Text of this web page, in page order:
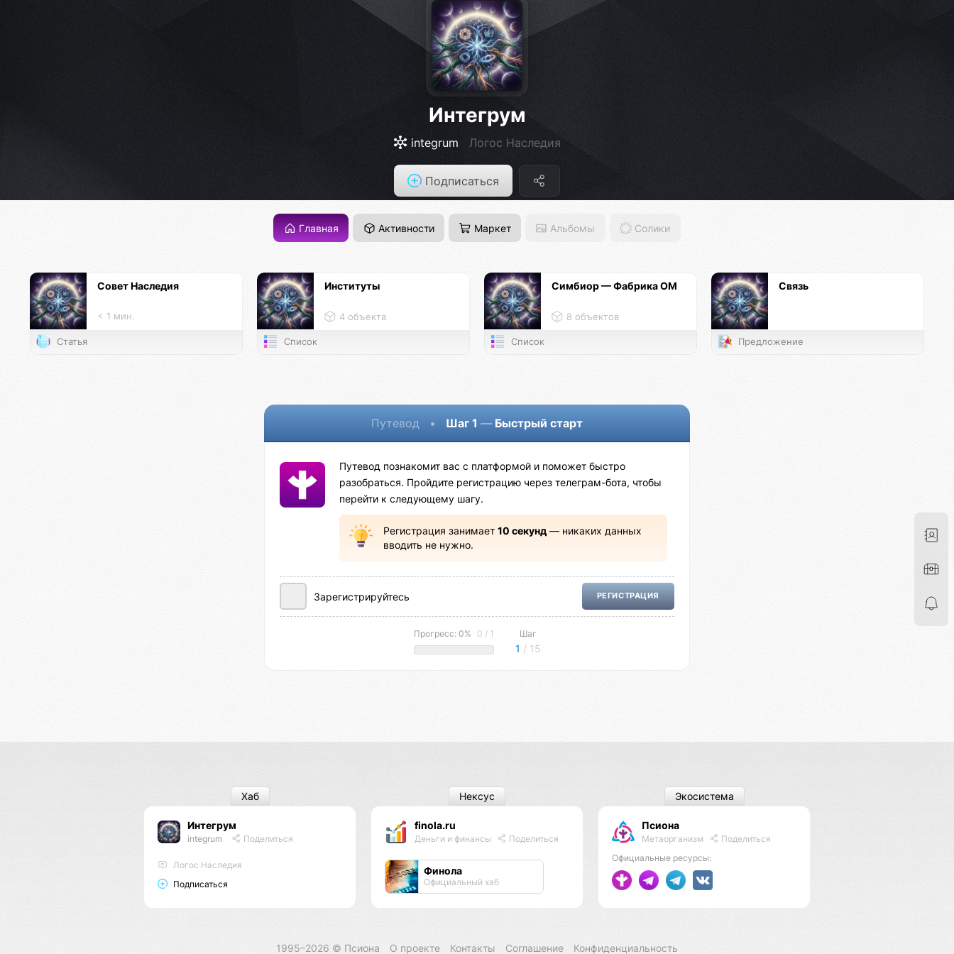
Интегрум
integrum Логос Наследия
Подписаться
Главная Активности Маркет Альбомы Солики
Совет Наследия
< 1 мин.
Статья
Институты
4 объекта
Список
Симбиор — Фабрика ОМ
8 объектов
Список
Связь
Предложение
Путевод • Шаг 1 — Быстрый старт
Путевод познакомит вас с платформой и поможет быстро
разобраться. Пройдите регистрацию через телеграм-бота, чтобы
перейти к следующему шагу.
Регистрация занимает 10 секунд— никаких данных
вводить не нужно.
Зарегистрируйтесь РЕГИСТРАЦИЯ
Прогресс: 0% 0 / 1 Шаг
1 / 15
Интегрум
integrum Поделиться
Логос Наследия
Подписаться
Хаб
finola.ru
Деньги и финансы Поделиться
Финола
Официальный хаб
Нексус
Псиона
Метаорганизм
Поделиться
Официальные ресурсы:
Экосистема
1995–2026 © Псиона О проекте Контакты Соглашение Конфиденциальность